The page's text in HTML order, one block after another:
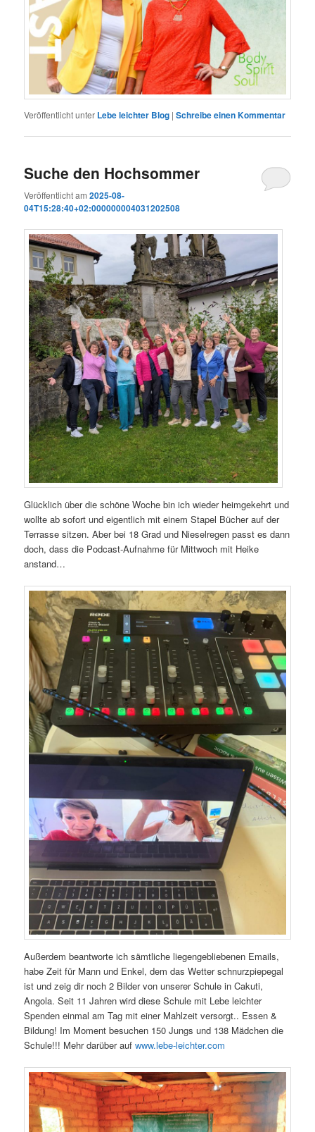
Veröffentlicht unter Lebe leichter Blog |Schreibe einen Kommentar
Suche den Hochsommer
Veröffentlicht am2025-08-
04T15:28:40+02:000000004031202508
Glücklich über die schöne Woche bin ich wieder heimgekehrt und
wollte ab sofort und eigentlich mit einem Stapel Bücher auf der
Terrasse sitzen. Aber bei 18 Grad und Nieselregen passt es dann
doch, dass die Podcast-Aufnahme für Mittwoch mit Heike
anstand…
Außerdem beantworte ich sämtliche liegengebliebenen Emails,
habe Zeit für Mann und Enkel, dem das Wetter schnurzpiepegal
ist und zeig dir noch 2 Bilder von unserer Schule in Cakuti,
Angola. Seit 11 Jahren wird diese Schule mit Lebe leichter
Spenden einmal am Tag mit einer Mahlzeit versorgt.. Essen &
Bildung! Im Moment besuchen 150 Jungs und 138 Mädchen die
Schule!!! Mehr darüber auf www.lebe-leichter.com